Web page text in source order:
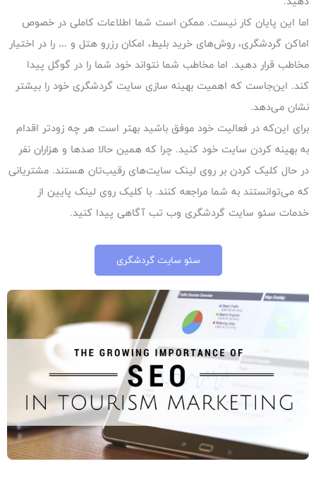
اما این پایان کار نیست. ممکن است شما اطلاعات کاملی در خصوص
اماکن گردشگری، روش‌های خرید بلیط، امکان رزرو هتل و … را در اختیار
مخاطب قرار دهید. اما مخاطب شما نتواند خود شما را در گوگل پیدا
کند. این‌جاست که اهمیت بهینه سازی سایت گردشگری خود را بیشتر
نشان می‌دهد.
برای این‌که در فعالیت خود موفق باشید بهتر است هر چه زودتر اقدام
به بهینه کردن سایت خود کنید. چرا که همین حالا صدها و هزاران نفر
در حال کلیک کردن بر روی لینک سایت‌های رقیب‌تان هستند. مشتریانی
که می‌توانستند به شما مراجعه کنند. با کلیک روی لینک پایین از
خدمات سئو سایت گردشگری وب تب آگاهی پیدا کنید.
سئو سایت گردشگری